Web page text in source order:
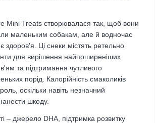
Mini Treats створювалася так, щоб вони
маленьким собакам, але й водночас
здоров'я. Ці снеки містять ретельно
для вирішення найпоширеніших
та підтримання чутливого
порід. Калорійність смаколиків
оскільки навіть незначний
шкоду.
– джерело DHA, підтримка розвитку